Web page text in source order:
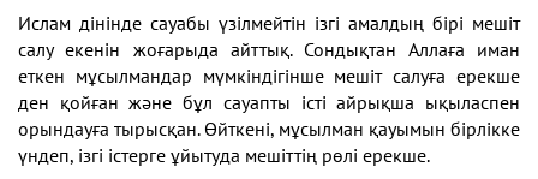
Ислам дінінде сауабы үзілмейтін ізгі амалдың бірі мешіт
салу екенін жоғарыда айттық. Сондықтан Аллаға иман
еткен мұсылмандар мүм­кіндігінше мешіт салуға ерекше
ден қойған және бұл сауапты істі айрықша ықыласпен
орындауға тырысқан. Өйткені, мұсылман қауымын бірлікке
үндеп, ізгі істерге ұйытуда мешіттің рөлі ерекше.